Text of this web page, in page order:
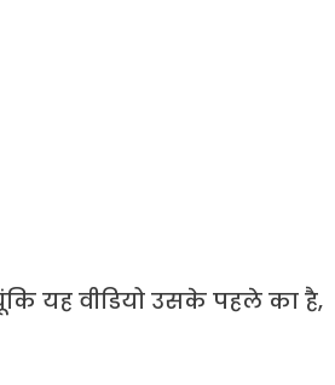
यह वीडियो उसके पहले का है,